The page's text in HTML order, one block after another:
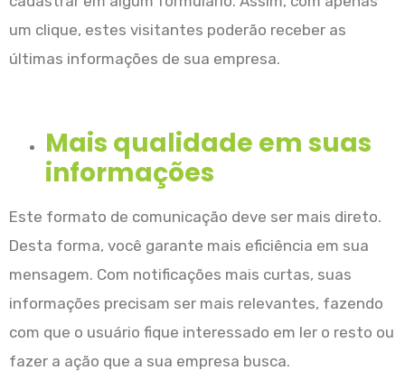
um clique, estes visitantes poderão receber as
últimas informações de sua empresa.
Mais qualidade em suas
informações
Este formato de comunicação deve ser mais direto.
Desta forma, você garante mais eficiência em sua
mensagem. Com notificações mais curtas, suas
informações precisam ser mais relevantes, fazendo
com que o usuário fique interessado em ler o resto ou
fazer a ação que a sua empresa busca.